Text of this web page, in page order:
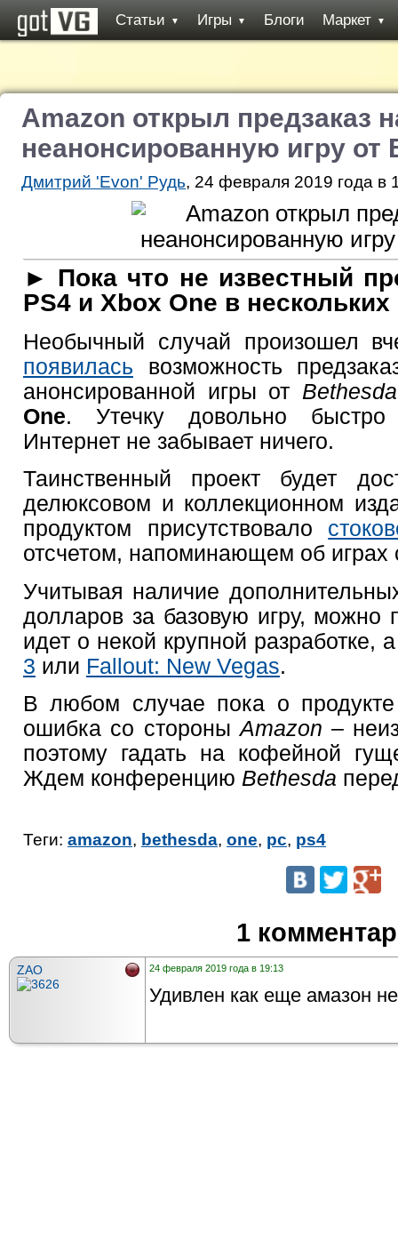
Статьи ▼ Игры ▼ Блоги Маркет ▼
Amazon открыл предзаказ
неанонсированную игру от
Дмитрий 'Evon' Рудь, 24 февраля 2019 года в
► Пока что не известный
PS4 и Xbox One в
Необычный случай произошел
появилась возможность
анонсированной игры от
One. Утечку довольно
Интернет не забывает ничего.
Таинственный проект будет
делюксовом и коллекционном
продуктом присутствовало
отсчетом, напоминающем об играх
Учитывая наличие
долларов за базовую игру, можно
идет о некой крупной разработке,
3 или Fallout: New Vegas.
В любом случае пока о
ошибка со стороныAmazon–
поэтому гадать на кофейной
Ждем конференцию Bethesda
Теги: amazon, bethesda, one, pc, ps4
1
ZAO 24 февраля 2019 года в 19:13
Удивлен как еще амазон